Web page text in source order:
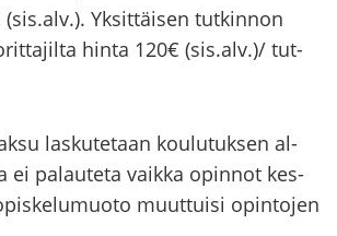
(sis.alv.). Yk­sit­täi­sen tut­kin­non
hinta 120€ (sis.alv.)/ tut­
las­ku­te­taan kou­lu­tuk­sen al­
ei pa­lau­te­ta vaik­ka opin­not kes­
muut­tui­si opin­to­jen